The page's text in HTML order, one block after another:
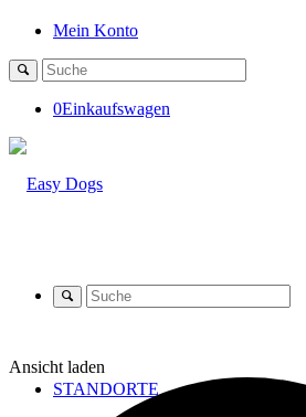
Mein Konto
0Einkaufswagen
STANDORTE
Ansicht laden